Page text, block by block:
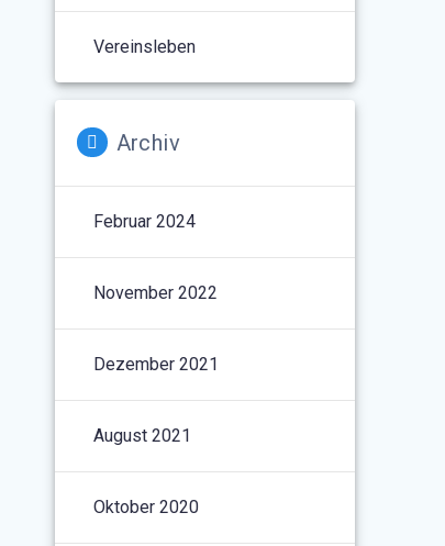
Vereinsleben
Archiv
Februar 2024
November 2022
Dezember 2021
August 2021
Oktober 2020